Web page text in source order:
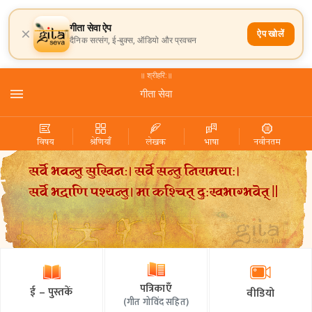
गीता सेवा ऐप
दैनिक सत्संग, ई-बुक्स, ऑडियो और प्रवचन
ऐप खोलें
॥ श्रीहरि:॥
गीता सेवा
विषय श्रेणियाँ लेखक भाषा नवीनतम
ई – पुस्तकें पत्रिकाएँ
(गीत गोविंद सहित) वीडियो